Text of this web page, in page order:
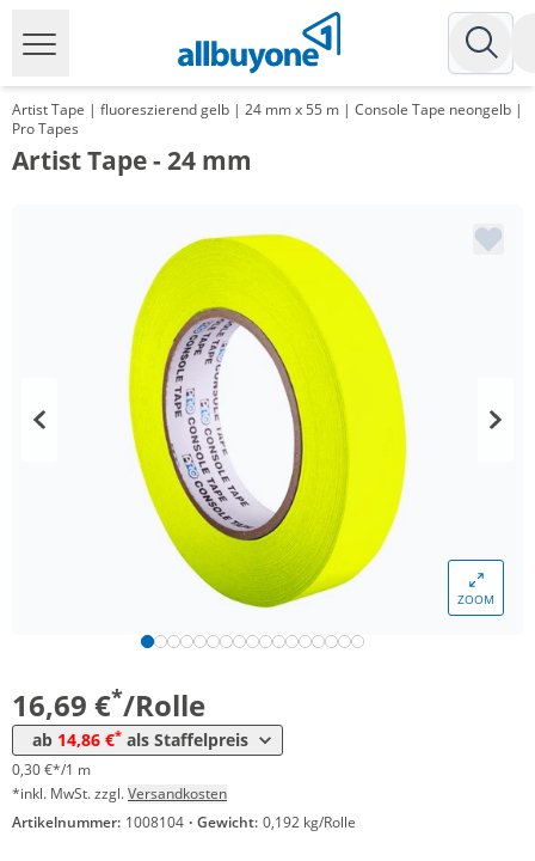
Artist Tape | fluoreszierend gelb | 24 mm x 55 m | Console Tape neongelb |
Pro Tapes
Artist Tape - 24 mm
ZOOM
16,69 €*/Rolle
ab 14,86 €* als Staffelpreis
Preis
ab 18 Rollen 15,96 € 0,29 €*/1m
0,30 €*/1 m
*inkl. MwSt. zzgl.Versandkosten
Artikelnummer: 1008104 · Gewicht: 0,192 kg/Rolle